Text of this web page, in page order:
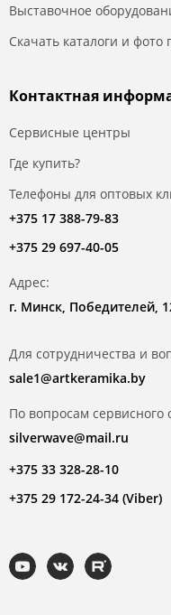
Выставочное
Скачать каталоги и фото
Контактная
Сервисные центры
Где купить?
Телефоны для оптовых
+375 17 388-79-83
+375 29 697-40-05
Адрес:
г. Минск, Победителей,
Для сотрудничества и
sale1@artkeramika.by
По вопросам сервисного
silverwave@mail.ru
+375 33 328-28-10
+375 29 172-24-34 (Viber)